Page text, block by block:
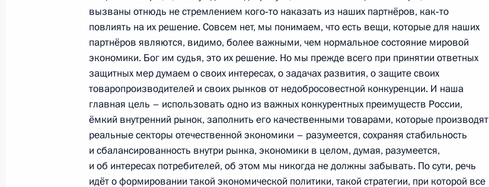
7 июля 2014 года, 13:30
Заседание Комиссии по вопросам стратегии развития ТЭК
и экологической безопасности
4 июня 2014 года, 21:10
Перечень поручений по итогам встречи с представителями
Федерации независимых профсоюзов России
вызваны отнюдь не стремлением кого‑то наказать из наших партнёров, как‑то
повлиять на их решение. Совсем нет, мы понимаем, что есть вещи, которые для наших
партнёров являются, видимо, более важными, чем нормальное состояние мировой
экономики. Бог им судья, это их решение. Но мы прежде всего при принятии ответных
защитных мер думаем о своих интересах, о задачах развития, о защите своих
товаропроизводителей и своих рынков от недобросовестной конкуренции. И наша
главная цель – использовать одно из важных конкурентных преимуществ России,
ёмкий внутренний рынок, заполнить его качественными товарами, которые производят
реальные секторы отечественной экономики – разумеется, сохраняя стабильность
и сбалансированность внутри рынка, экономики в целом, думая, разумеется,
и об интересах потребителей, об этом мы никогда не должны забывать. По сути, речь
идёт о формировании такой экономической политики, такой стратегии, при которой все